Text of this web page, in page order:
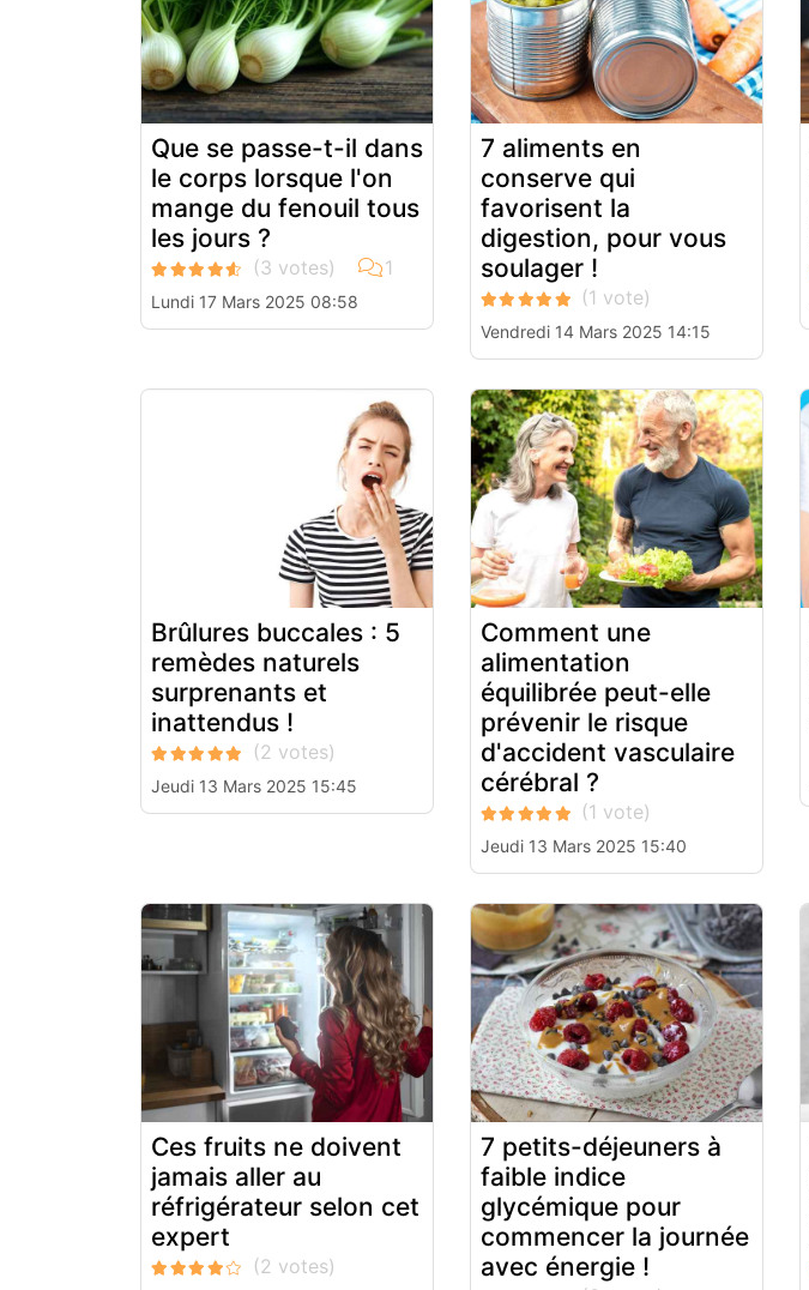
Que se passe-t-il dans
le corps lorsque l'on
mange du fenouil tous
les jours ?
Lundi 17 Mars 2025 08:58
7 aliments en
conserve qui
favorisent la
digestion, pour vous
soulager !
Vendredi 14 Mars 2025 14:15
Brûlures buccales : 5
remèdes naturels
surprenants et
inattendus !
Jeudi 13 Mars 2025 15:45
Comment une
alimentation
équilibrée peut-elle
prévenir le risque
d'accident vasculaire
cérébral ?
Jeudi 13 Mars 2025 15:40
Ces fruits ne doivent
jamais aller au
réfrigérateur selon cet
expert
7 petits-déjeuners à
faible indice
glycémique pour
commencer la journée
avec énergie !